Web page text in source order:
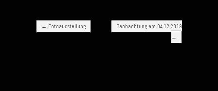
Post navigation
← Fotoausstellung
Beobachtung am 04.12.2019
→